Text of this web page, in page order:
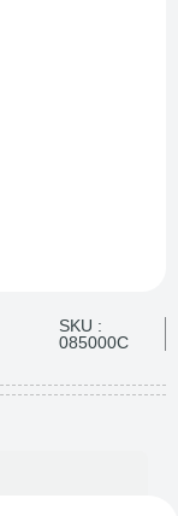
SKU :
085000C